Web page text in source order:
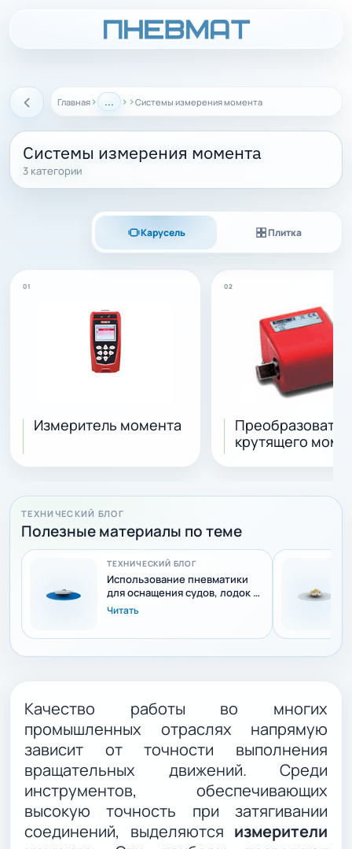
Назад Главная › ... › ›Системы измерения момента
Системы измерения момента
3 категории
Карусель Плитка
01
Измеритель момента
02
крутящего
ТЕХНИЧЕСКИЙ БЛОГ
Полезные материалы по теме
ТЕХНИЧЕСКИЙ БЛОГ
Использование пневматики
для оснащения судов, лодок и
яхт
Читать
Качество работы во многих
промышленных отраслях напрямую
зависит от точности выполнения
вращательных движений. Среди
инструментов, обеспечивающих
высокую точность при затягивании
соединений, выделяются измерители